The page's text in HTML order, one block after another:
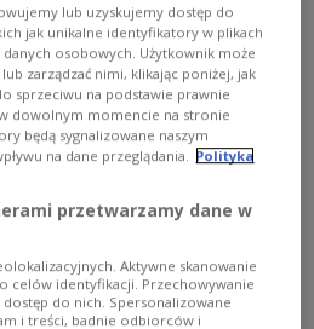
Pixabay licence
lub uzyskujemy dostęp do
jak unikalne identyfikatory w plikach
osobowych. Użytkownik może
zarządzać nimi, klikając poniżej, jak
sprzeciwu na podstawie prawnie
dowolnym momencie na stronie
będą sygnalizowane naszym
na dane przeglądania.
Polityka
przetwarzamy dane w
Aktywne skanowanie
celów identyfikacji. Przechowywanie
do nich. Spersonalizowane
i treści, badnie odbiorców i